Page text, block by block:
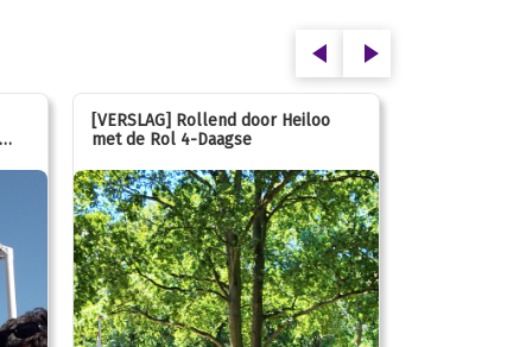
[VERSLAG] Rollend door Heiloo
met de Rol 4-Daagse